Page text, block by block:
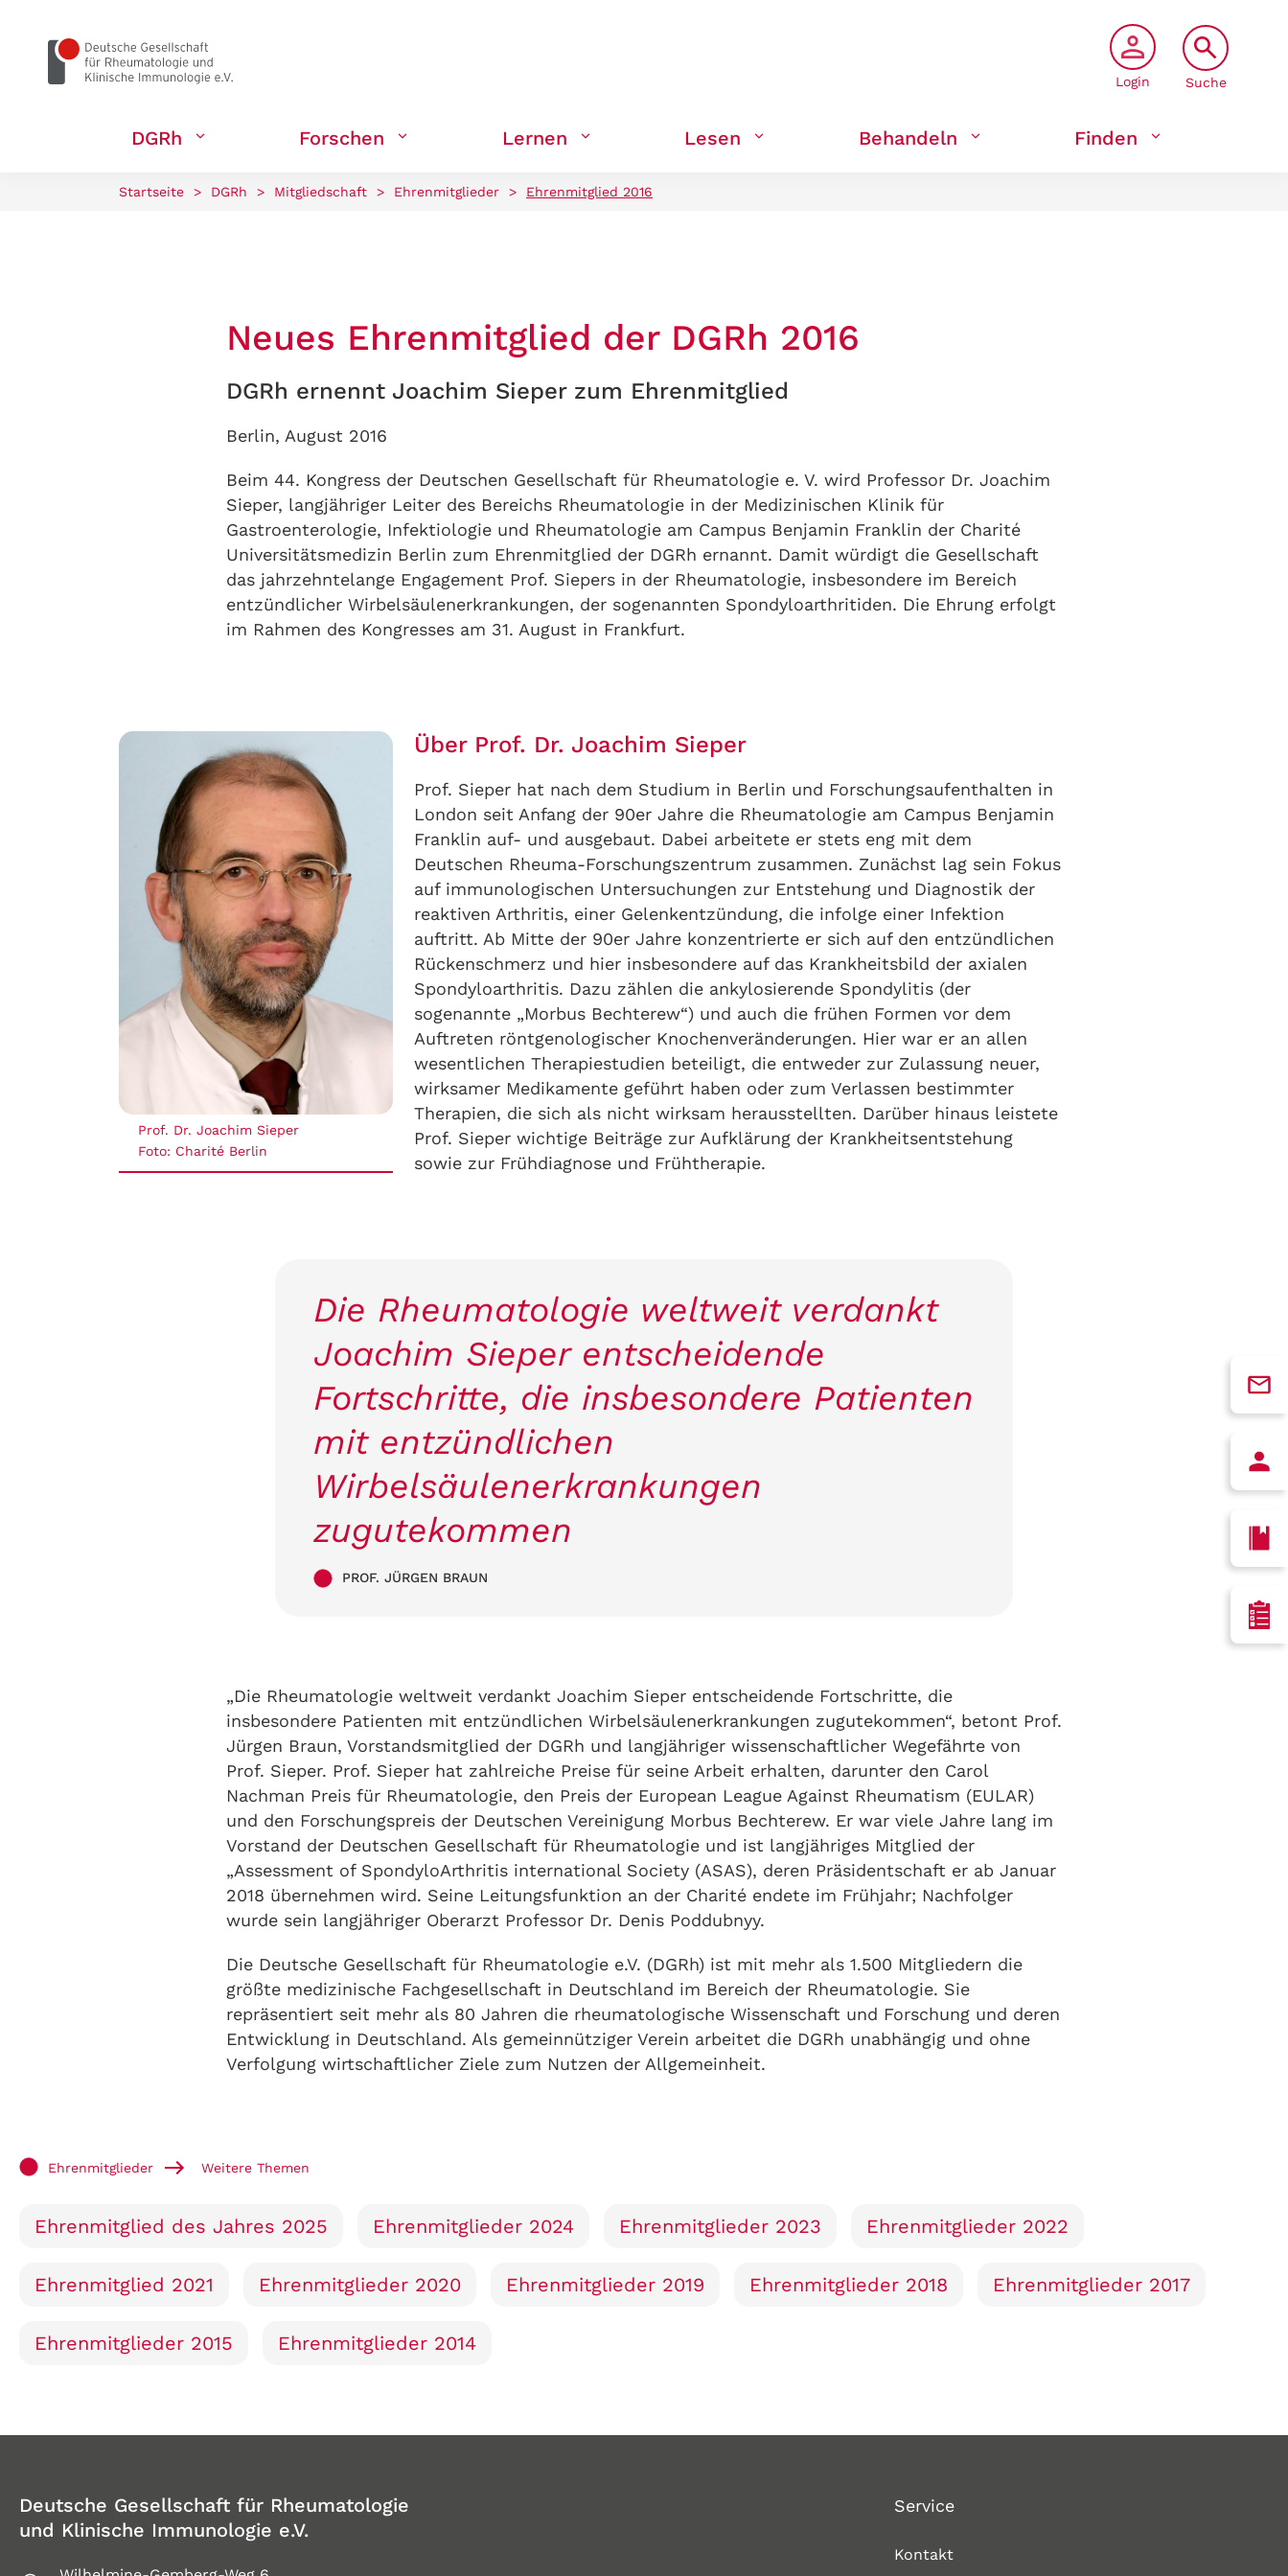
Suche
Login
DGRh Forschen Lernen Lesen Behandeln Finden
Startseite > DGRh > Mitgliedschaft > Ehrenmitglieder > Ehrenmitglied 2016
Neues Ehrenmitglied der DGRh 2016
DGRh ernennt Joachim Sieper zum Ehrenmitglied
Berlin, August 2016
Beim 44. Kongress der Deutschen Gesellschaft für Rheumatologie e. V. wird Professor Dr. Joachim
Sieper, langjähriger Leiter des Bereichs Rheumatologie in der Medizinischen Klinik für
Gastroenterologie, Infektiologie und Rheumatologie am Campus Benjamin Franklin der Charité
Universitätsmedizin Berlin zum Ehrenmitglied der DGRh ernannt. Damit würdigt die Gesellschaft
das jahrzehntelange Engagement Prof. Siepers in der Rheumatologie, insbesondere im Bereich
entzündlicher Wirbelsäulenerkrankungen, der sogenannten Spondyloarthritiden. Die Ehrung erfolgt
im Rahmen des Kongresses am 31. August in Frankfurt.
Prof. Dr. Joachim Sieper
Foto: Charité Berlin
Über Prof. Dr. Joachim Sieper
Prof. Sieper hat nach dem Studium in Berlin und Forschungsaufenthalten in
London seit Anfang der 90er Jahre die Rheumatologie am Campus Benjamin
Franklin auf- und ausgebaut. Dabei arbeitete er stets eng mit dem
Deutschen Rheuma-Forschungszentrum zusammen. Zunächst lag sein Fokus
auf immunologischen Untersuchungen zur Entstehung und Diagnostik der
reaktiven Arthritis, einer Gelenkentzündung, die infolge einer Infektion
auftritt. Ab Mitte der 90er Jahre konzentrierte er sich auf den entzündlichen
Rückenschmerz und hier insbesondere auf das Krankheitsbild der axialen
Spondyloarthritis. Dazu zählen die ankylosierende Spondylitis (der
sogenannte „Morbus Bechterew“) und auch die frühen Formen vor dem
Auftreten röntgenologischer Knochenveränderungen. Hier war er an allen
wesentlichen Therapiestudien beteiligt, die entweder zur Zulassung neuer,
wirksamer Medikamente geführt haben oder zum Verlassen bestimmter
Therapien, die sich als nicht wirksam herausstellten. Darüber hinaus leistete
Prof. Sieper wichtige Beiträge zur Aufklärung der Krankheitsentstehung
sowie zur Frühdiagnose und Frühtherapie.
Die Rheumatologie weltweit verdankt
Joachim Sieper entscheidende
Fortschritte, die insbesondere Patienten
mit entzündlichen
Wirbelsäulenerkrankungen
zugutekommen
PROF. JÜRGEN BRAUN
„Die Rheumatologie weltweit verdankt Joachim Sieper entscheidende Fortschritte, die
insbesondere Patienten mit entzündlichen Wirbelsäulenerkrankungen zugutekommen“, betont Prof.
Jürgen Braun, Vorstandsmitglied der DGRh und langjähriger wissenschaftlicher Wegefährte von
Prof. Sieper. Prof. Sieper hat zahlreiche Preise für seine Arbeit erhalten, darunter den Carol
Nachman Preis für Rheumatologie, den Preis der European League Against Rheumatism (EULAR)
und den Forschungspreis der Deutschen Vereinigung Morbus Bechterew. Er war viele Jahre lang im
Vorstand der Deutschen Gesellschaft für Rheumatologie und ist langjähriges Mitglied der
„Assessment of SpondyloArthritis international Society (ASAS), deren Präsidentschaft er ab Januar
2018 übernehmen wird. Seine Leitungsfunktion an der Charité endete im Frühjahr; Nachfolger
wurde sein langjähriger Oberarzt Professor Dr. Denis Poddubnyy.
Die Deutsche Gesellschaft für Rheumatologie e.V. (DGRh) ist mit mehr als 1.500 Mitgliedern die
größte medizinische Fachgesellschaft in Deutschland im Bereich der Rheumatologie. Sie
repräsentiert seit mehr als 80 Jahren die rheumatologische Wissenschaft und Forschung und deren
Entwicklung in Deutschland. Als gemeinnütziger Verein arbeitet die DGRh unabhängig und ohne
Verfolgung wirtschaftlicher Ziele zum Nutzen der Allgemeinheit.
Ehrenmitglieder Weitere Themen
Ehrenmitglied des Jahres 2025 Ehrenmitglieder 2024 Ehrenmitglieder 2023 Ehrenmitglieder 2022
Ehrenmitglied 2021 Ehrenmitglieder 2020 Ehrenmitglieder 2019 Ehrenmitglieder 2018 Ehrenmitglieder 2017
Ehrenmitglieder 2015 Ehrenmitglieder 2014
Deutsche Gesellschaft für Rheumatologie
und Klinische Immunologie e.V.
Service
Kontakt